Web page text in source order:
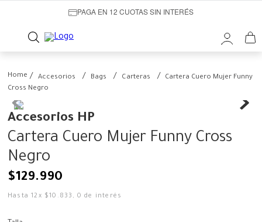
PAGA EN 12 CUOTAS SIN INTERÉS
Accesorios Bags Carteras
Cartera Cuero Mujer Funny
Cross Negro
Accesorios HP
Cartera Cuero Mujer Funny Cross
Negro
$129.990
Hasta12 x $10 . 833 , 0 de interés